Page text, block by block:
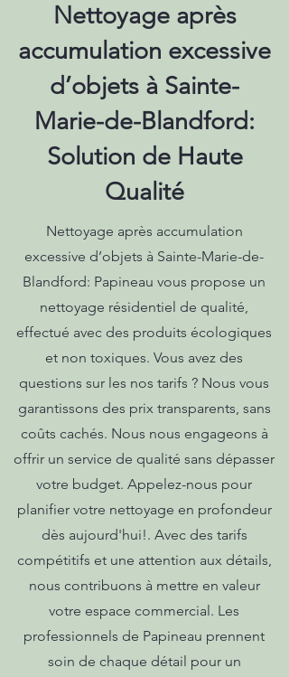
Nettoyage après
accumulation excessive
d’objets à Sainte-
Marie-de-Blandford:
Solution de Haute
Qualité
Nettoyage après accumulation
excessive d’objets à Sainte-Marie-de-
Blandford: Papineau vous propose un
nettoyage résidentiel de qualité,
effectué avec des produits écologiques
et non toxiques. Vous avez des
questions sur les nos tarifs ? Nous vous
garantissons des prix transparents, sans
coûts cachés. Nous nous engageons à
offrir un service de qualité sans dépasser
votre budget. Appelez-nous pour
planifier votre nettoyage en profondeur
dès aujourd'hui!. Avec des tarifs
compétitifs et une attention aux détails,
nous contribuons à mettre en valeur
votre espace commercial. Les
professionnels de Papineau prennent
soin de chaque détail pour un